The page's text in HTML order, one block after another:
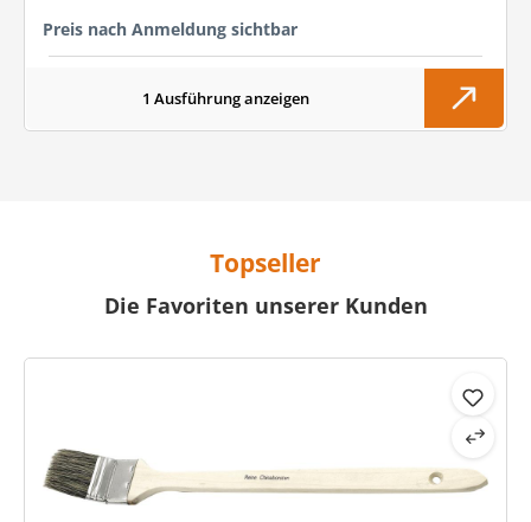
Preis nach Anmeldung sichtbar
1 Ausführung anzeigen
Topseller
Die Favoriten unserer Kunden